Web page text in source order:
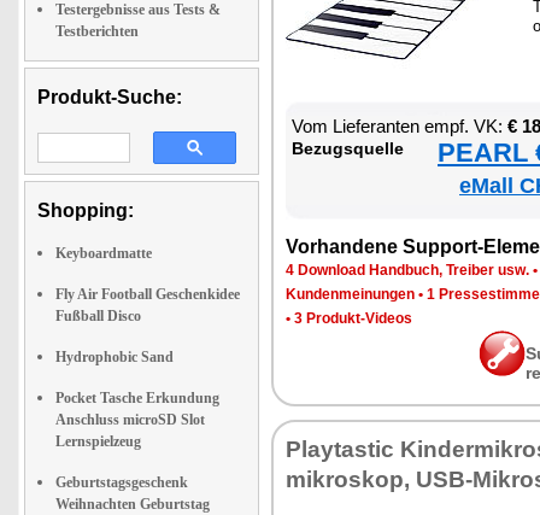
Testergebnisse aus Tests &
Testberichten
Produkt-Suche:
Shopping:
Keyboardmatte
Fly Air Football Geschenkidee
Fußball Disco
Hydrophobic Sand
Pocket Tasche Erkundung
Anschluss microSD Slot
Lernspielzeug
Geburtstagsgeschenk
Weihnachten Geburtstag
Vom Lie­fe­ran­ten empf. VK: €
Be­zugs­quel­le PEARL
eMall
Vor­han­de­ne Sup­port-
4 Down­load Hand­buch, Trei­ber usw. •
Kun­den­mei­nun­gen • 1
• 3 Pro­dukt-Vi­de­os
Play­tas­tic
mi­kro­skop, USB-